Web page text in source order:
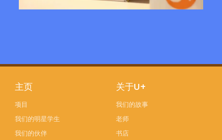
主页
项目
我们的明星学生
我们的伙伴
关于U+
我们的故事
老师
书店